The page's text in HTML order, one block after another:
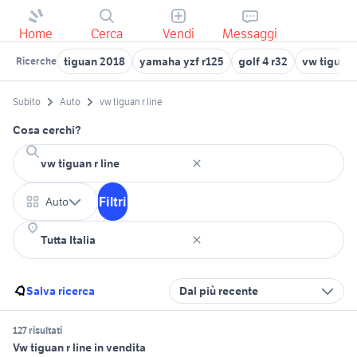
Home Cerca Vendi Messaggi
Ricerche tiguan 2018 yamaha yzf r125 golf 4 r32 vw tiguan
Subito Auto vw tiguan r line
Cosa cerchi?
Auto Filtri
Salva ricerca Dal più recente
127 risultati
Vw tiguan r line in vendita